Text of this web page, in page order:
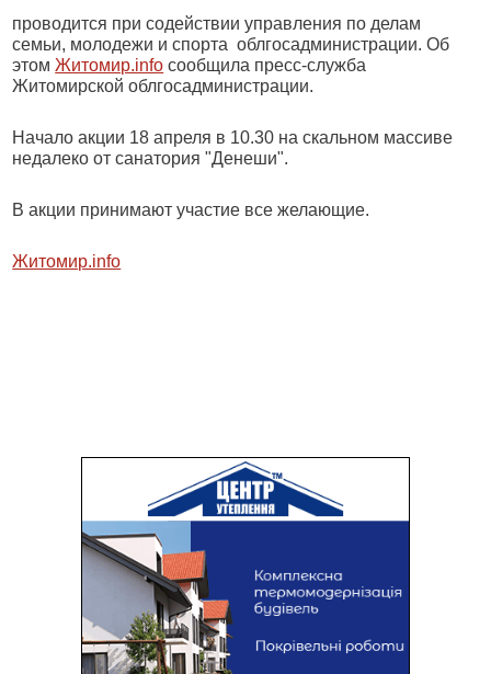
проводится при содействии управления по делам
семьи, молодежи и спорта облгосадминистрации. Об
этомЖитомир.info сообщила пресс-служба
Житомирской облгосадминистрации.
Начало акции 18 апреля в 10.30 на скальном массиве
недалеко от санатория "Денеши".
В акции принимают участие все желающие.
Житомир.info